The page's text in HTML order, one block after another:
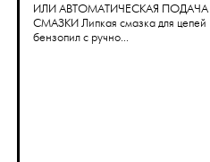
ИЛИ АВТОМАТИЧЕСКАЯ ПОДАЧА
СМАЗКИ Липкая смазка для цепей
бензопил с ручно...